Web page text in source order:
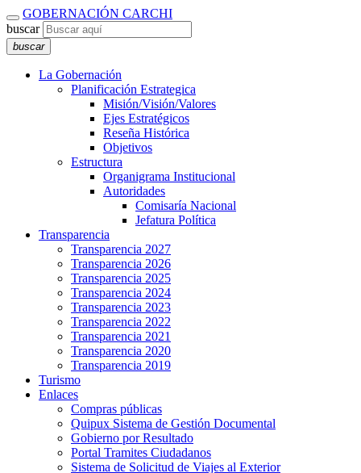
GOBERNACIÓN CARCHI
buscar
buscar
La Gobernación
Planificación Estrategica
Misión/Visión/Valores
Ejes Estratégicos
Reseña Histórica
Objetivos
Estructura
Organigrama Institucional
Autoridades
Comisaría Nacional
Jefatura Política
Transparencia
Transparencia 2027
Transparencia 2026
Transparencia 2025
Transparencia 2024
Transparencia 2023
Transparencia 2022
Transparencia 2021
Transparencia 2020
Transparencia 2019
Turismo
Enlaces
Compras públicas
Quipux Sistema de Gestión Documental
Gobierno por Resultado
Portal Tramites Ciudadanos
Sistema de Solicitud de Viajes al Exterior